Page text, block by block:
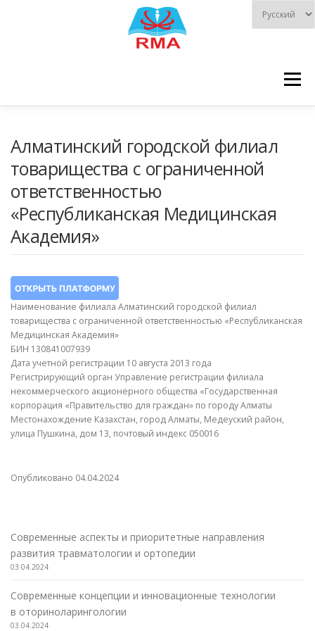
Меню
ЦИКЛЫ ДОКУМЕНТЫ
Алматинский городской филиал
товарищества с ограниченной
ответственностью
«Республиканская Медицинская
Академия»
Наименование филиала Алматинский городской филиал
товарищества с ограниченной ответственностью «Республиканская
Медицинская Академия»
БИН 130841007939
Дата учетной регистрации 10 августа 2013 года
Регистрирующий орган Управление регистрации филиала
некоммерческого акционерного общества «Государственная
корпорация «Правительство для граждан» по городу Алматы
Местонахождение Казахстан, город Алматы, Медеуский район,
улица Пушкина, дом 13, почтовый индекс 050016
Опубликовано 04.04.2024
Современные аспекты и приоритетные направления
развития травматологии и ортопедии
03.04.2024
Современные концепции и инновационные технологии
в оториноларингологии
03.04.2024